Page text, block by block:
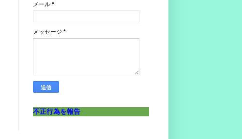
メール *
メッセージ *
不正行為を報告